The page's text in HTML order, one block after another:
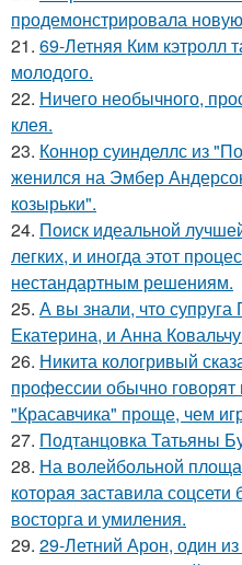
продемонстрировала
21. 69-Летняя Ким кэтролл
молодого.
22. Ничего необычного,
клея.
23. Коннор суинделлс из
женился на Эмбер
козырьки".
24. Поиск идеальной
легких, и иногда этот
нестандартным решениям.
25. А вы знали, что
Екатерина, и Анна
26. Никита кологривый
профессии обычно говорят
"Красавчика" проще, чем
27. Подтанцовка Татьяны
28. На волейбольной
которая заставила соцсети
восторга и умиления.
29. 29-Летний Арон, один